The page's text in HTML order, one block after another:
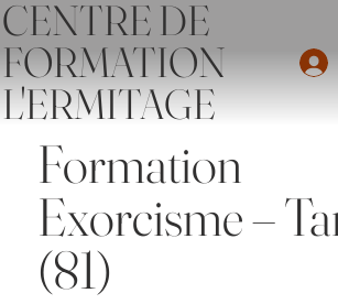
CENTRE DE
FORMATION
L'ERMITAGE
Formation
Exorcisme –
(81)